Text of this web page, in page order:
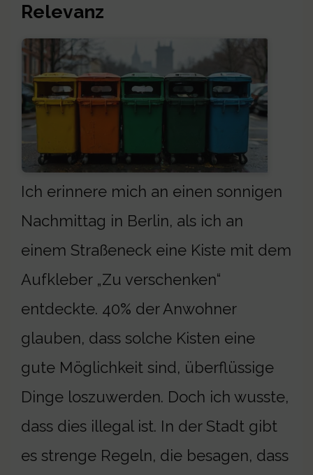
Relevanz
Ich erinnere mich an einen sonnigen
Nachmittag in Berlin, als ich an
einem Straßeneck eine Kiste mit dem
Aufkleber „Zu verschenken“
entdeckte. 40% der Anwohner
glauben, dass solche Kisten eine
gute Möglichkeit sind, überflüssige
Dinge loszuwerden. Doch ich wusste,
dass dies illegal ist. In der Stadt gibt
es strenge Regeln, die besagen, dass